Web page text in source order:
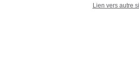
Lien vers autre